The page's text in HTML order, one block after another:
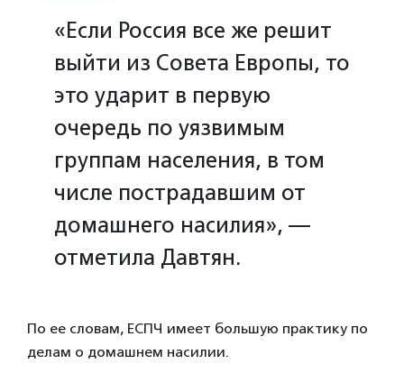
«Если Россия все же решит
выйти из Совета Европы, то
это ударит в первую
очередь по уязвимым
группам населения, в том
числе пострадавшим от
домашнего насилия», —
отметила Давтян.
По ее словам, ЕСПЧ имеет большую практику по
делам о домашнем насилии.